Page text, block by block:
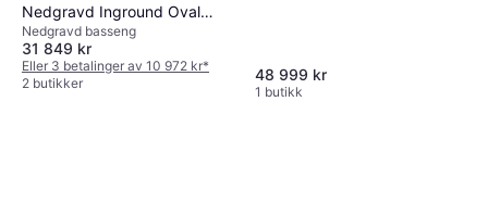
Nedgravd Inground Oval
500 x 300 120 cm
Nedgravd basseng
31 849 kr
Eller 3 betalinger av 10 972 kr*
2 butikker
48 999 kr
1 butikk